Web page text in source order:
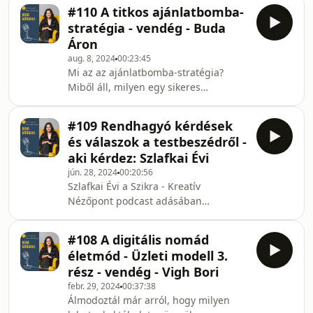
amelyek odaszögezik a nézőket a
képernyőkhöz.
különbözik egy női vezetői közösség,
más közösségektől? Legújabb témánk:
Így építs közösséget! Meghívott
vendég: Molnár Judit, az MVÜK Női
Vezetői Klub közösségépítési
menedzsere és a Siker-nő Kft.
alapítója, amely élményprogramokat
szervez. Emellett LEGO-val is foglalk
#110 A titkos ajánlatbomba-
stratégia - vendég - Buda
Áron
aug. 8, 202400:23:45
Mi az az ajánlatbomba-stratégia?
Miből áll, milyen egy sikeres
titkos ajánlatbomba-stratégia
Meghívott vendégem, Buda Áron,
Pinterest marketing szakértő,
egyetemi előadó, a Pintguru alapítója.
Pinterest-marketing ügynöksége
piacvezető a közép-kelet európai
régióban ebben a témában. Az
ajánlatbomba-stratégiát több ízben is
ha
#109 Rendhagyó kérdések
és válaszok a testbeszédről -
aki kérdez: Szlafkai Évi
jún. 28, 202400:20:56
Szlafkai Évi a Szikra - Kreatív
Nézőpont podcast adásában
rendhagyó kérdésekre kapsz választ
az adásból: 1 Melyik az a terület,
amelyben elemedben érzed magad,
amelyben megtaláltad a kreatív
potenciálod forrását? 2 Ha egy idegen
#108 A digitális nomád
életmód - Üzleti modell 3.
rész - vendég - Vigh Bori
febr. 29, 202400:37:38
Álmodoztál már arról, hogy milyen